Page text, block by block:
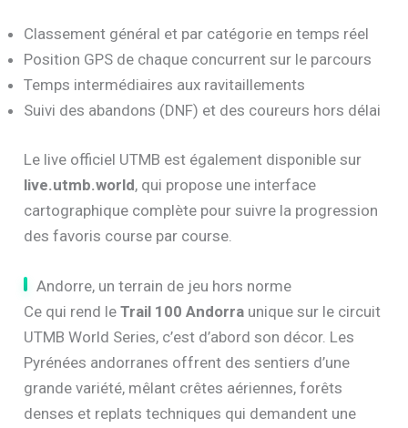
Classement général et par catégorie en temps réel
Position GPS de chaque concurrent sur le parcours
Temps intermédiaires aux ravitaillements
Suivi des abandons (DNF) et des coureurs hors délai
Le live officiel UTMB est également disponible sur
live.utmb.world, qui propose une interface
cartographique complète pour suivre la progression
des favoris course par course.
Andorre, un terrain de jeu hors norme
Ce qui rend leTrail 100 Andorra unique sur le circuit
UTMB World Series, c’est d’abord son décor. Les
Pyrénées andorranes offrent des sentiers d’une
grande variété, mêlant crêtes aériennes, forêts
denses et replats techniques qui demandent une